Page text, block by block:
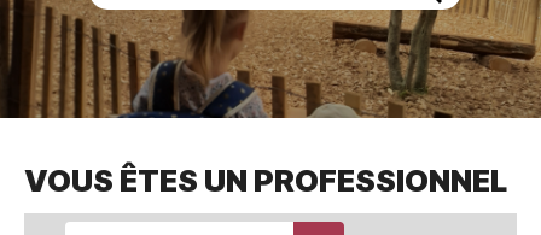
VIE PRATIQUE
DÉMARCHES &SERVICES
PORTDE PLAISANCE
MUSÉEDE PRÉHISTOIRE
VOUS ÊTES UN PROFESSIONNEL